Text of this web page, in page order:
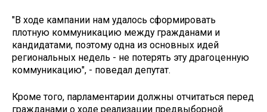
"В ходе кампании нам удалось сформировать
плотную коммуникацию между гражданами и
кандидатами, поэтому одна из основных идей
региональных недель - не потерять эту драгоценную
коммуникацию", - поведал депутат.
Кроме того, парламентарии должны отчитаться перед
гражданами о ходе реализации предвыборной